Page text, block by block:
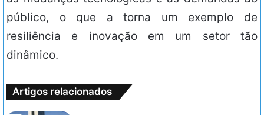
público, o que a torna um exemplo de
resiliência e inovação em um setor tão
dinâmico.
Artigos relacionados